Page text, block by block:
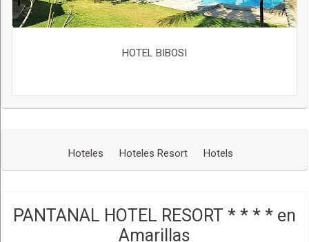
HOTEL BIBOSI
Hoteles Hoteles Resort Hotels
PANTANAL HOTEL RESORT * * * * en
Amarillas